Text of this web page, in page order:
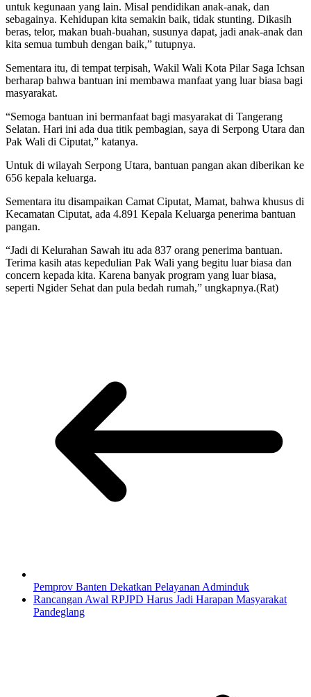
untuk kegunaan yang lain. Misal pendidikan anak-anak, dan
sebagainya. Kehidupan kita semakin baik, tidak stunting. Dikasih
beras, telor, makan buah-buahan, susunya dapat, jadi anak-anak dan
kita semua tumbuh dengan baik,” tutupnya.
Sementara itu, di tempat terpisah, Wakil Wali Kota Pilar Saga Ichsan
berharap bahwa bantuan ini membawa manfaat yang luar biasa bagi
masyarakat.
“Semoga bantuan ini bermanfaat bagi masyarakat di Tangerang
Selatan. Hari ini ada dua titik pembagian, saya di Serpong Utara dan
Pak Wali di Ciputat,” katanya.
Untuk di wilayah Serpong Utara, bantuan pangan akan diberikan ke
656 kepala keluarga.
Sementara itu disampaikan Camat Ciputat, Mamat, bahwa khusus di
Kecamatan Ciputat, ada 4.891 Kepala Keluarga penerima bantuan
pangan.
“Jadi di Kelurahan Sawah itu ada 837 orang penerima bantuan.
Terima kasih atas kepedulian Pak Wali yang begitu luar biasa dan
concern kepada kita. Karena banyak program yang luar biasa,
seperti Ngider Sehat dan pula bedah rumah,” ungkapnya.(Rat)
Pemprov Banten Dekatkan Pelayanan Adminduk
Rancangan Awal RPJPD Harus Jadi Harapan Masyarakat
Pandeglang